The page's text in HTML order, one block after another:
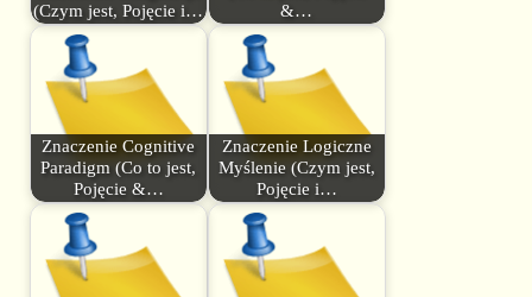
(Czym jest, Pojęcie i…
&…
Znaczenie Cognitive
Paradigm (Co to jest,
Pojęcie &…
Znaczenie Logiczne
Myślenie (Czym jest,
Pojęcie i…